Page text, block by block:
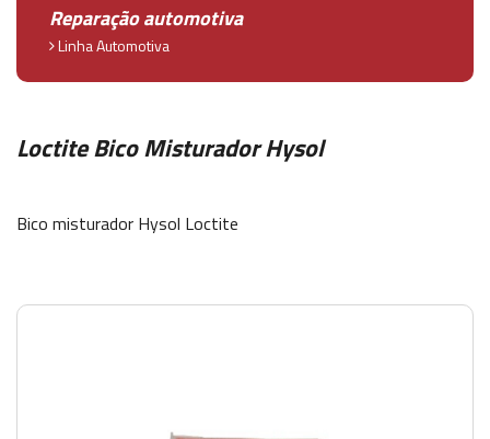
Reparação automotiva
Linha Automotiva
Loctite Bico Misturador Hysol
Bico misturador Hysol Loctite